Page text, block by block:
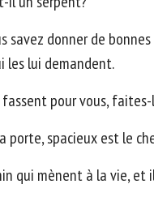
savez donner de
les lui demandent.
pour vous,
porte, spacieux est le
qui mènent à la vie, et